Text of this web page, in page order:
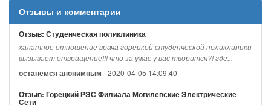
Отзывы и комментарии
Отзыв: Студенческая поликлиника
халатное отношение врача горецкой студенческой поликлиники
вызывает отвращение!!! что за ужас у вас творится?! где...
останемся анонимным - 2020-04-05 14:09:40
Отзыв: Горецкий РЭС Филиала Могилевские Электрические
Сети